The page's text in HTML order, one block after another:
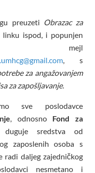
preuzeti Obrazac za
linku ispod, i popunjen
mejl
, s
za angažovanjem
za zapošljavanje.
sve poslodavce
, odnosno Fond za
duguje sredstva od
zaposlenih osoba s
radi daljeg zajedničkog
nesmetano i